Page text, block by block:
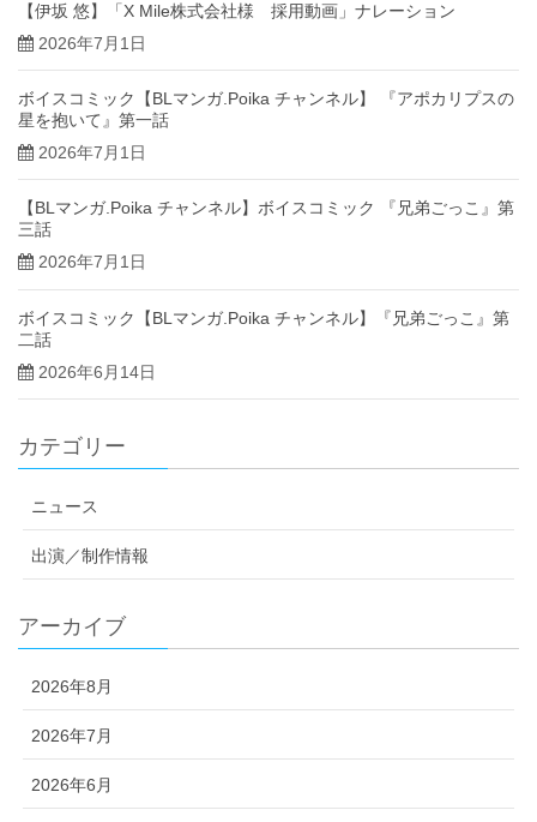
【伊坂 悠】「X Mile株式会社様 採用動画」ナレーション
2026年7月1日
ボイスコミック【BLマンガ.Poika チャンネル】 『アポカリプスの
星を抱いて』第一話
2026年7月1日
【BLマンガ.Poika チャンネル】ボイスコミック 『兄弟ごっこ』第
三話
2026年7月1日
ボイスコミック【BLマンガ.Poika チャンネル】『兄弟ごっこ』第
二話
2026年6月14日
カテゴリー
ニュース
出演／制作情報
アーカイブ
2026年8月
2026年7月
2026年6月